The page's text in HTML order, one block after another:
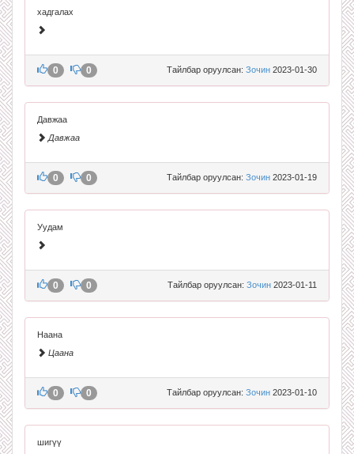
хадгалах
Тайлбар оруулсан: Зочин 2023-01-30
0 0
Давжаа
Давжаа
Тайлбар оруулсан: Зочин 2023-01-19
0 0
Уудам
Тайлбар оруулсан: Зочин 2023-01-11
0 0
Наана
Цаана
Тайлбар оруулсан: Зочин 2023-01-10
0 0
шигүү